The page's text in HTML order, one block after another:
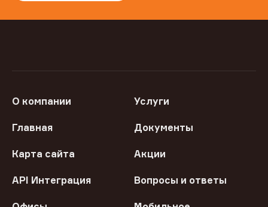
О компании Услуги
Главная Документы
Карта сайта Акции
API Интеграция Вопросы и ответы